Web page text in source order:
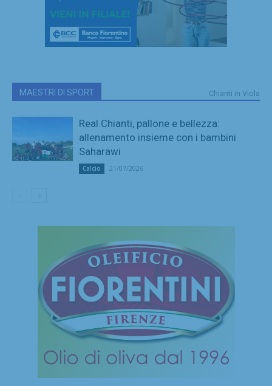
MAESTRI DI SPORT Chianti in Viola
Real Chianti, pallone e bellezza:
allenamento insieme con i bambini
Saharawi
Calcio 21/07/2026